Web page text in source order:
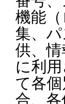
機能
集、
供、
に利
て各
合、